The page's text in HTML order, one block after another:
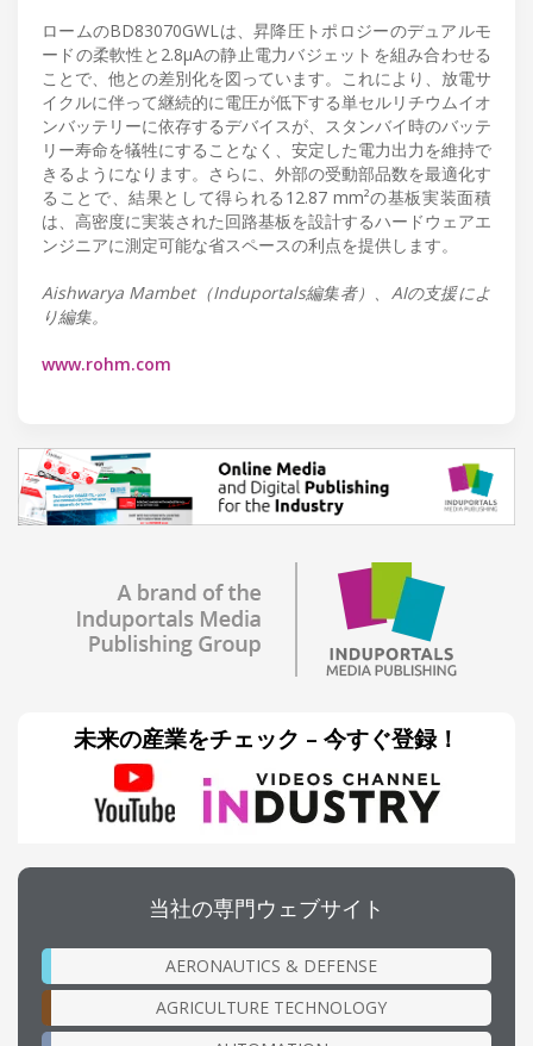
ロームのBD83070GWLは、昇降圧トポロジーのデュアルモ
ードの柔軟性と2.8µAの静止電力バジェットを組み合わせる
ことで、他との差別化を図っています。これにより、放電サ
イクルに伴って継続的に電圧が低下する単セルリチウムイオ
ンバッテリーに依存するデバイスが、スタンバイ時のバッテ
リー寿命を犠牲にすることなく、安定した電力出力を維持で
きるようになります。さらに、外部の受動部品数を最適化す
ることで、結果として得られる12.87 mm²の基板実装面積
は、高密度に実装された回路基板を設計するハードウェアエ
ンジニアに測定可能な省スペースの利点を提供します。
Aishwarya Mambet（Induportals編集者）、AIの支援によ
り編集。
www.rohm.com
未来の産業をチェック – 今すぐ登録！
当社の専門ウェブサイト
AERONAUTICS & DEFENSE
AGRICULTURE TECHNOLOGY